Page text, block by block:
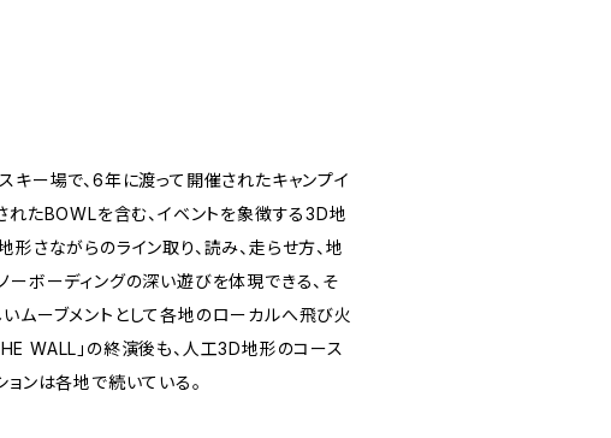
ー場で、6年に渡って開催されたキャンプイ
れたBOWLを含む、イベントを象徴する3D地
形さながらのライン取り、読み、走らせ方、地
ーボーディングの深い遊びを体現できる、そ
ムーブメントとして各地のローカルへ飛び火
WALL」の終演後も、人工3D地形のコース
ョンは各地で続いている。